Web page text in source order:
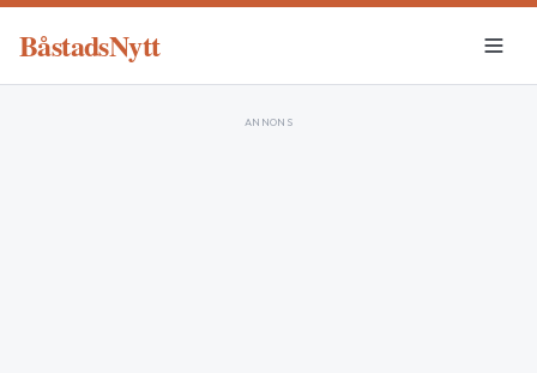
BåstadsNytt
ANNONS